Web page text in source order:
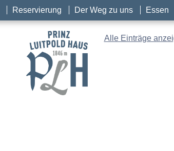
Reservierung Der Weg zu uns Essen
Alle Einträge